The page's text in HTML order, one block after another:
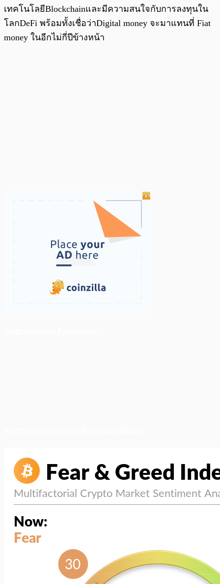
เทคโนโลยีBlockchainและมีความสนใจกับการลงทุนใน
โลกDeFi พร้อมทั้งเชื่อว่าDigital money จะมาแทนที่ Fiat
money ในอีกไม่กี่ปีข้างหน้า